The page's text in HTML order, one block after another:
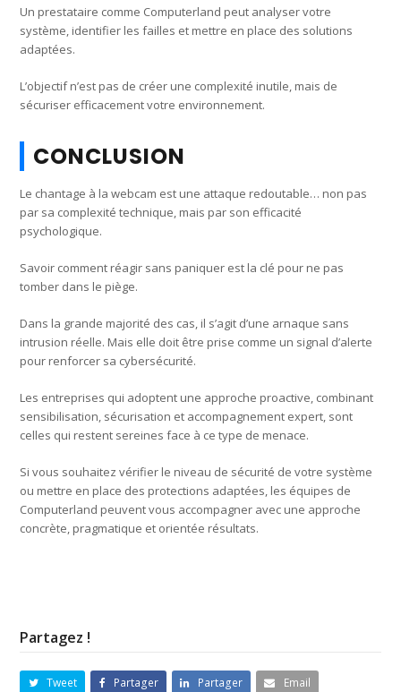
Un prestataire comme Computerland peut analyser votre
système, identifier les failles et mettre en place des solutions
adaptées.
L’objectif n’est pas de créer une complexité inutile, mais de
sécuriser efficacement votre environnement.
CONCLUSION
Le chantage à la webcam est une attaque redoutable… non pas
par sa complexité technique, mais par son efficacité
psychologique.
Savoir comment réagir sans paniquer est la clé pour ne pas
tomber dans le piège.
Dans la grande majorité des cas, il s’agit d’une arnaque sans
intrusion réelle. Mais elle doit être prise comme un signal d’alerte
pour renforcer sa cybersécurité.
Les entreprises qui adoptent une approche proactive, combinant
sensibilisation, sécurisation et accompagnement expert, sont
celles qui restent sereines face à ce type de menace.
Si vous souhaitez vérifier le niveau de sécurité de votre système
ou mettre en place des protections adaptées, les équipes de
Computerland peuvent vous accompagner avec une approche
concrète, pragmatique et orientée résultats.
Partagez !
Tweet Partager Partager
Email